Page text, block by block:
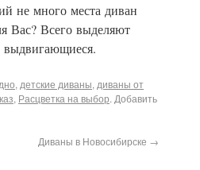
не много места диван
Вас? Всего выделяют
выдвигающиеся.
, детские диваны, диваны от
, Расцветка на выбор. Добавить
Диваны в Новосибирске →